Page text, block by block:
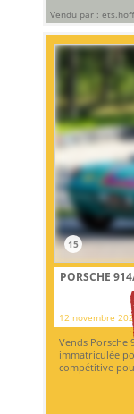
Vendu par : ets.hoff
15
PORSCHE
12 novembre
Vends Porsche
immatriculée
compétitive